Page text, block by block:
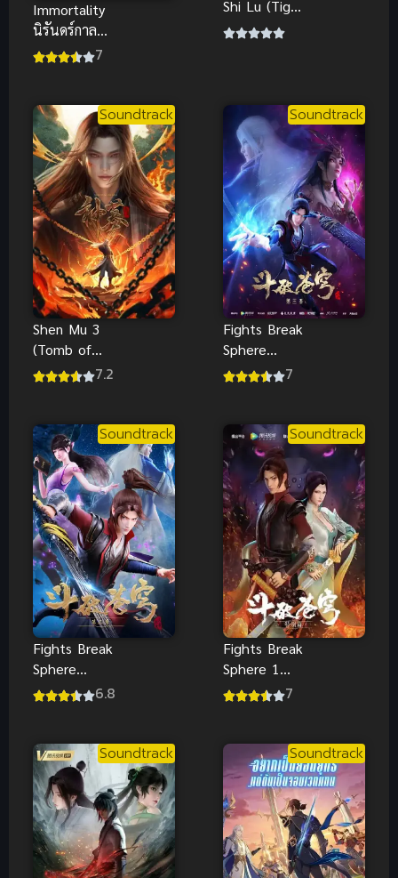
Immortality
นิรันดร์กาล
ภาค 1 ซับไทย
7
Shi Lu (Tiger
Crane) บันทึก
Soundtrack
Shen Mu 3
(Tomb of
Fallen Gods
3
7.2
Soundtrack
Fights Break
Sphere
Season 3 7
Soundtrack
Fights Break
Sphere
Season 2 6.8
Soundtrack
Fights Break
Sphere 1
สัประยุทธ์ทะลุ
7
Soundtrack Soundtrack